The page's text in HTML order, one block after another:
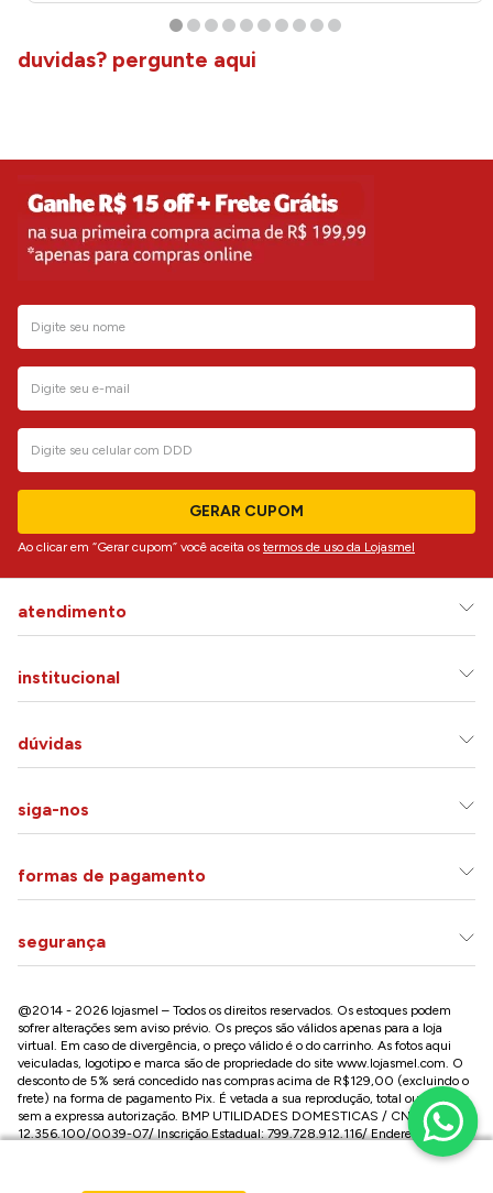
duvidas? pergunte aqui
GERAR CUPOM
Ao clicar em “Gerar cupom” você aceita os termos de uso da Lojasmel
atendimento
institucional
dúvidas
siga-nos
formas de pagamento
segurança
@2014 - 2026 lojasmel – Todos os direitos reservados. Os estoques podem
sofrer alterações sem aviso prévio. Os preços são válidos apenas para a loja
virtual. Em caso de divergência, o preço válido é o do carrinho. As fotos aqui
veiculadas, logotipo e marca são de propriedade do site www.lojasmel.com. O
desconto de 5% será concedido nas compras acima de R$129,00 (excluindo o
frete) na forma de pagamento Pix. É vetada a sua reprodução, total ou parcial,
sem a expressa autorização. BMP UTILIDADES DOMESTICAS / CNPJ:
12.356.100/0039-07/ Inscrição Estadual: 799.728.912.116/ Endereço: R José
Versolato,101 , Centro – São Bernardo do Campo - SP CEP: 09750-730